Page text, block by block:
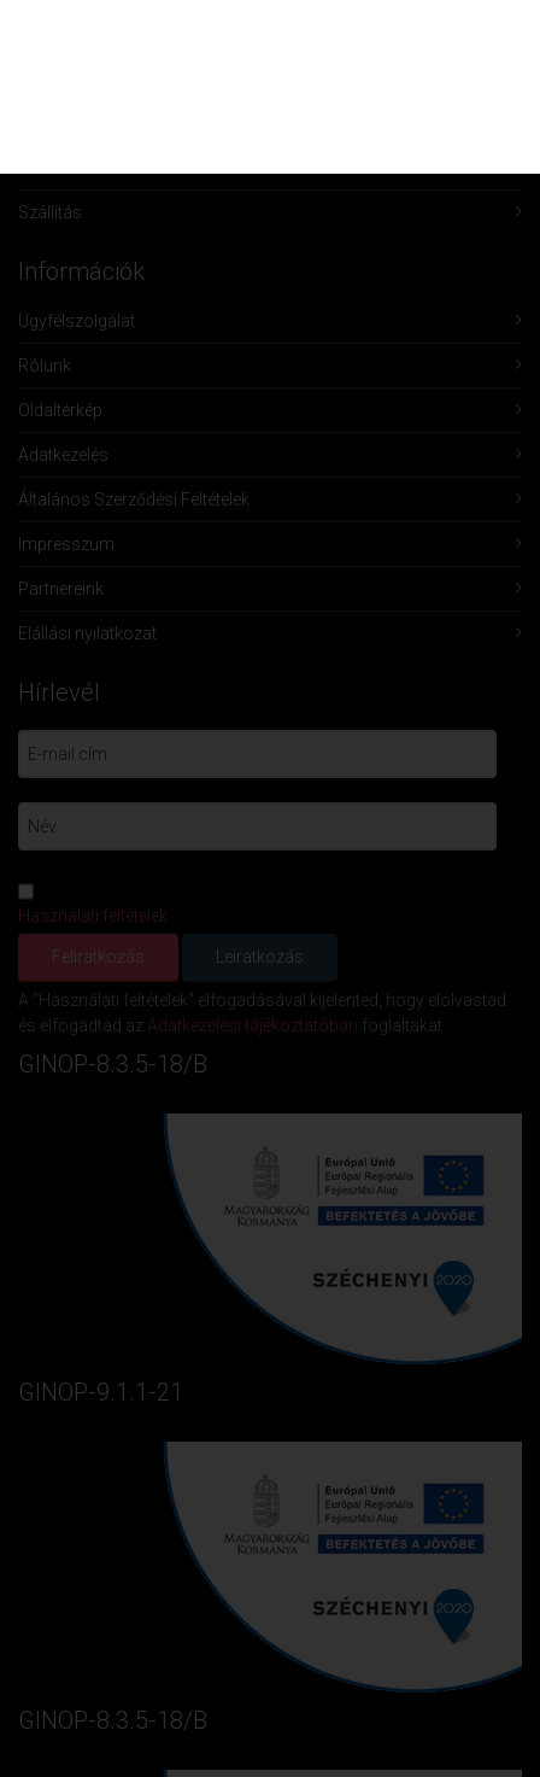
Szállítás
Információk
Ügyfélszolgálat
Rólunk
Oldaltérkép
Adatkezelés
Általános Szerződési Feltételek
Impresszum
Partnereink
Elállási nyilatkozat
Hírlevél
Használati feltételek
A "Használati feltételek" elfogadásával kijelented, hogy elolvastad
és elfogadtad az Adatkezelési tájékoztatóban foglaltakat.
GINOP-8.3.5-18/B
GINOP-9.1.1-21
GINOP-8.3.5-18/B